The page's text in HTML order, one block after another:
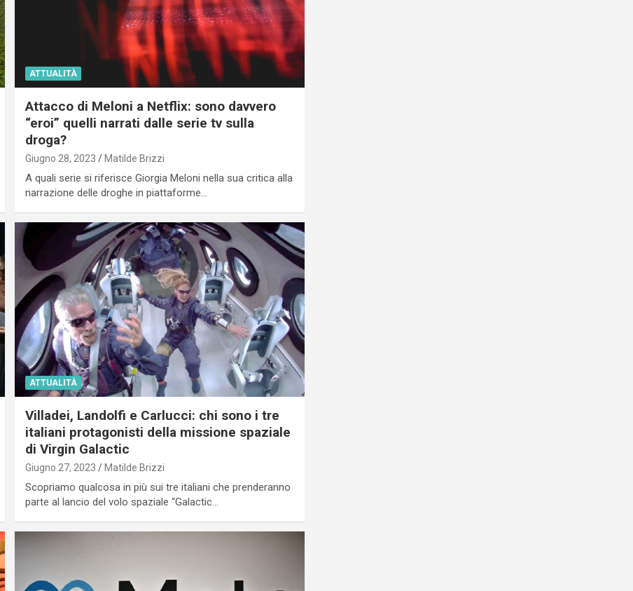
ATTUALITÀ
Attacco di Meloni a Netflix: sono davvero
“eroi” quelli narrati dalle serie tv sulla
droga?
Giugno 28, 2023 Matilde Brizzi
A quali serie si riferisce Giorgia Meloni nella sua critica alla
narrazione delle droghe in piattaforme…
ATTUALITÀ
Villadei, Landolfi e Carlucci: chi sono i tre
italiani protagonisti della missione spaziale
di Virgin Galactic
Giugno 27, 2023 Matilde Brizzi
Scopriamo qualcosa in più sui tre italiani che prenderanno
parte al lancio del volo spaziale “Galactic…